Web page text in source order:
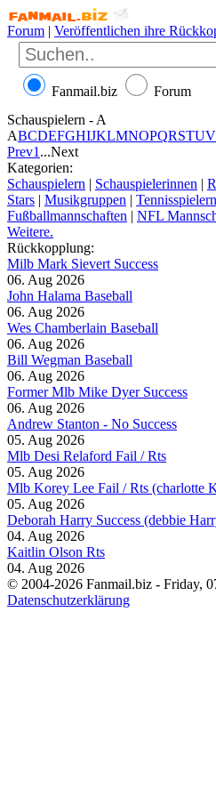
Forum | Veröffentlichen ihre
Fanmail.biz
Forum
Schauspielern - A
ABCDEFGHIJKLMNOPQRSTUV
Prev1 ...Next
Kategorien:
Schauspielern | Schauspielerinnen |
Stars | Musikgruppen | Tennisspielern
Fußballmannschaften | NFL
Weitere.
Rückkopplung:
Milb Mark Sievert Success
06. Aug 2026
John Halama Baseball
06. Aug 2026
Wes Chamberlain Baseball
06. Aug 2026
Bill Wegman Baseball
06. Aug 2026
Former Mlb Mike Dyer Success
06. Aug 2026
Andrew Stanton - No Success
05. Aug 2026
Mlb Desi Relaford Fail / Rts
05. Aug 2026
Mlb Korey Lee Fail / Rts (charlotte
05. Aug 2026
Deborah Harry Success (debbie
04. Aug 2026
Kaitlin Olson Rts
04. Aug 2026
© 2004-2026 Fanmail.biz - Friday,
Datenschutzerklärung